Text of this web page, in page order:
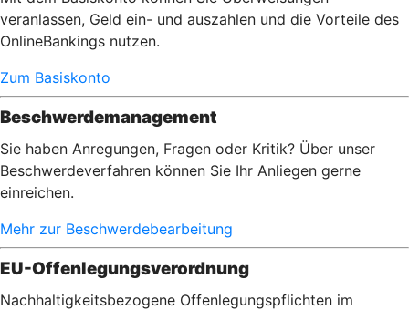
veranlassen, Geld ein- und auszahlen und die Vorteile des
OnlineBankings nutzen.
Zum Basiskonto
Beschwerdemanagement
Sie haben Anregungen, Fragen oder Kritik? Über unser
Beschwerdeverfahren können Sie Ihr Anliegen gerne
einreichen.
Mehr zur Beschwerdebearbeitung
EU-Offenlegungsverordnung
Nachhaltigkeitsbezogene Offenlegungspflichten im